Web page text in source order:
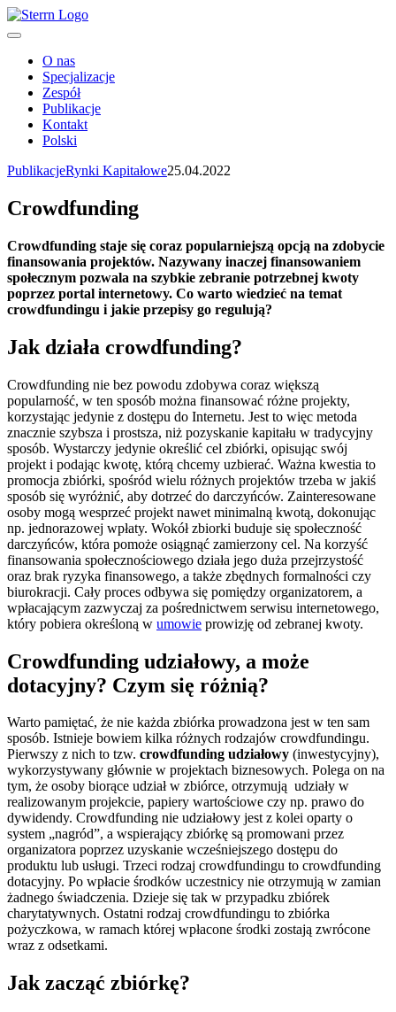
O nas
Specjalizacje
Zespół
Publikacje
Kontakt
Polski
PublikacjeRynki Kapitałowe25.04.2022
Crowdfunding
Crowdfunding staje się coraz popularniejszą opcją na zdobycie
finansowania projektów. Nazywany inaczej finansowaniem
społecznym pozwala na szybkie zebranie potrzebnej kwoty
poprzez portal internetowy. Co warto wiedzieć na temat
crowdfundingu i jakie przepisy go regulują?
Jak działa crowdfunding?
Crowdfunding nie bez powodu zdobywa coraz większą
popularność, w ten sposób można finansować różne projekty,
korzystając jedynie z dostępu do Internetu. Jest to więc metoda
znacznie szybsza i prostsza, niż pozyskanie kapitału w tradycyjny
sposób. Wystarczy jedynie określić cel zbiórki, opisując swój
projekt i podając kwotę, którą chcemy uzbierać. Ważna kwestia to
promocja zbiórki, spośród wielu różnych projektów trzeba w jakiś
sposób się wyróżnić, aby dotrzeć do darczyńców. Zainteresowane
osoby mogą wesprzeć projekt nawet minimalną kwotą, dokonując
np. jednorazowej wpłaty. Wokół zbiorki buduje się społeczność
darczyńców, która pomoże osiągnąć zamierzony cel. Na korzyść
finansowania społecznościowego działa jego duża przejrzystość
oraz brak ryzyka finansowego, a także zbędnych formalności czy
biurokracji. Cały proces odbywa się pomiędzy organizatorem, a
wpłacającym zazwyczaj za pośrednictwem serwisu internetowego,
który pobiera określoną w umowie prowizję od zebranej kwoty.
Crowdfunding udziałowy, a może
dotacyjny? Czym się różnią?
Warto pamiętać, że nie każda zbiórka prowadzona jest w ten sam
sposób. Istnieje bowiem kilka różnych rodzajów crowdfundingu.
Pierwszy z nich to tzw. crowdfunding udziałowy (inwestycyjny),
wykorzystywany głównie w projektach biznesowych. Polega on na
tym, że osoby biorące udział w zbiórce, otrzymują udziały w
realizowanym projekcie, papiery wartościowe czy np. prawo do
dywidendy. Crowdfunding nie udziałowy jest z kolei oparty o
system „nagród”, a wspierający zbiórkę są promowani przez
organizatora poprzez uzyskanie wcześniejszego dostępu do
produktu lub usługi. Trzeci rodzaj crowdfundingu to crowdfunding
dotacyjny. Po wpłacie środków uczestnicy nie otrzymują w zamian
żadnego świadczenia. Dzieje się tak w przypadku zbiórek
charytatywnych. Ostatni rodzaj crowdfundingu to zbiórka
pożyczkowa, w ramach której wpłacone środki zostają zwrócone
wraz z odsetkami.
Jak zacząć zbiórkę?